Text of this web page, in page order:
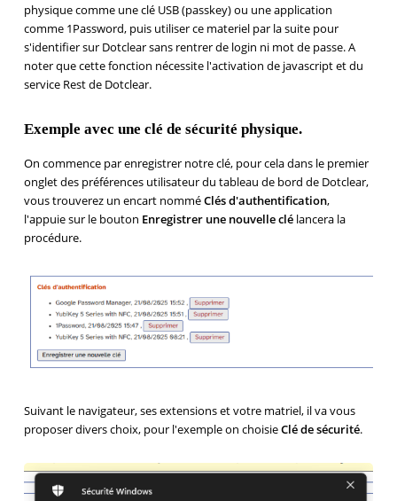
physique comme une clé USB (passkey) ou une application
comme 1Password, puis utiliser ce materiel par la suite pour
s'identifier sur Dotclear sans rentrer de login ni mot de passe. A
noter que cette fonction nécessite l'activation de javascript et du
service Rest de Dotclear.
Exemple avec une clé de sécurité physique.
On commence par enregistrer notre clé, pour cela dans le premier
onglet des préférences utilisateur du tableau de bord de Dotclear,
vous trouverez un encart nomméClés d'authentification,
l'appuie sur le bouton Enregistrer une nouvelle clélancera la
procédure.
Suivant le navigateur, ses extensions et votre matriel, il va vous
proposer divers choix, pour l'exemple on choisieClé de sécurité.